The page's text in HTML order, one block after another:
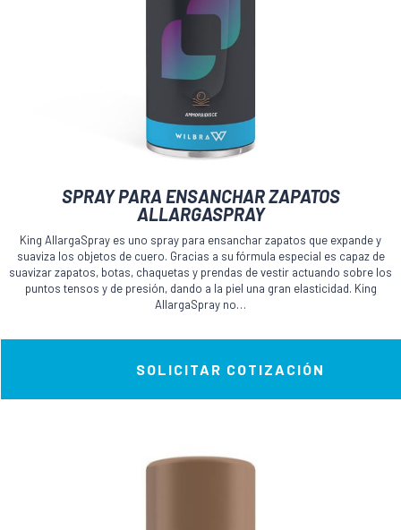
SPRAY PARA ENSANCHAR ZAPATOS
ALLARGASPRAY
King AllargaSpray es uno spray para ensanchar zapatos que expande y
suaviza los objetos de cuero. Gracias a su fórmula especial es capaz de
suavizar zapatos, botas, chaquetas y prendas de vestir actuando sobre los
puntos tensos y de presión, dando a la piel una gran elasticidad. King
AllargaSpray no…
SOLICITAR COTIZACIÓN